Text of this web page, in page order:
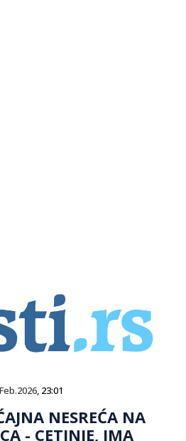
, 23:01
NESREĆA NA
- CETINJE, IMA